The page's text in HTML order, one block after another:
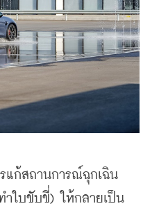
ก้สถานการณ์ฉุกเฉิน
ใบขับขี่) ให้กลายเป็น